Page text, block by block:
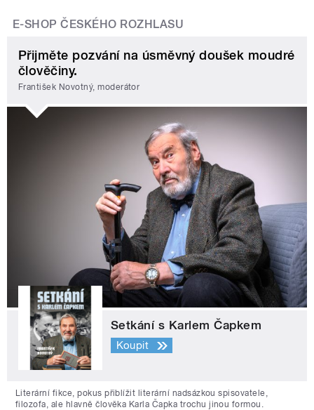
E-SHOP ČESKÉHO ROZHLASU
Přijměte pozvání na úsměvný doušek moudré
člověčiny.
František Novotný, moderátor
Setkání s Karlem Čapkem
Koupit
Literární fikce, pokus přiblížit literární nadsázkou spisovatele,
filozofa, ale hlavně člověka Karla Čapka trochu jinou formou.